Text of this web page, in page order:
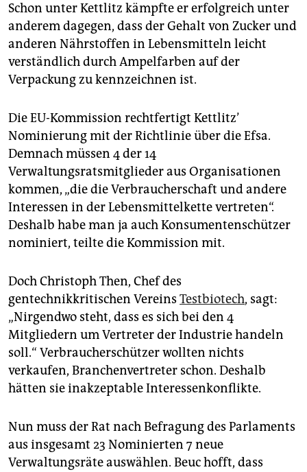
Schon unter Kettlitz kämpfte er erfolgreich unter
anderem dagegen, dass der Gehalt von Zucker und
anderen Nährstoffen in Lebensmitteln leicht
verständlich durch Ampelfarben auf der
Verpackung zu kennzeichnen ist.
Die EU-Kommission rechtfertigt Kettlitz’
Nominierung mit der Richtlinie über die Efsa.
Demnach müssen 4 der 14
Verwaltungsratsmitglieder aus Organisationen
kommen, „die die Verbraucherschaft und andere
Interessen in der Lebensmittelkette vertreten“.
Deshalb habe man ja auch Konsumentenschützer
nominiert, teilte die Kommission mit.
Doch Christoph Then, Chef des
gentechnikkritischen Vereins Testbiotech, sagt:
„Nirgendwo steht, dass es sich bei den 4
Mitgliedern um Vertreter der Industrie handeln
soll.“ Verbraucherschützer wollten nichts
verkaufen, Branchenvertreter schon. Deshalb
hätten sie inakzeptable Interessenkonflikte.
Nun muss der Rat nach Befragung des Parlaments
aus insgesamt 23 Nominierten 7 neue
Verwaltungsräte auswählen. Beuc hofft, dass